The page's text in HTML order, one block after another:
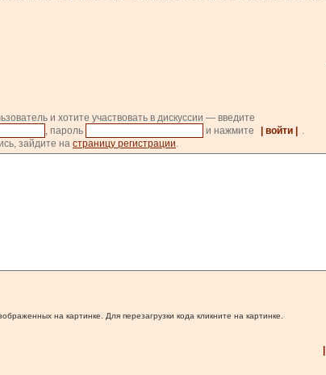
и хотите участвовать в дискуссии — введите
, пароль и нажмите | войти |
.
зайдите на страницу регистрации.
на картинке. Для перезагрузки кода кликните на картинке.